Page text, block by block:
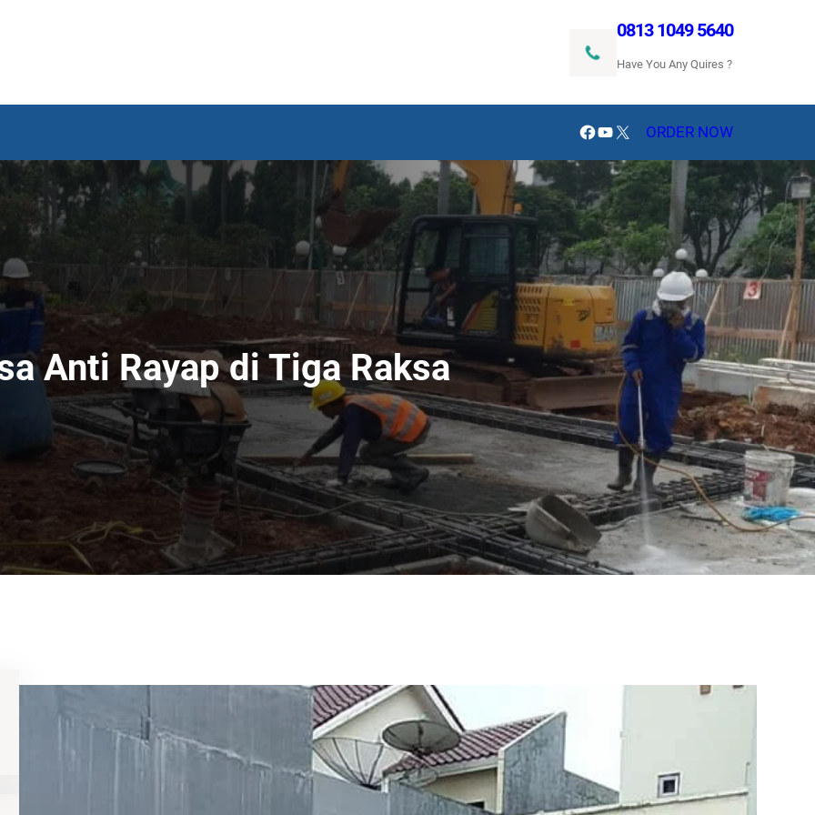
0813 1049 5640
Have You Any Quires ?
Facebook
YouTube
X ORDER NOW
Anti Rayap di Tiga Raksa